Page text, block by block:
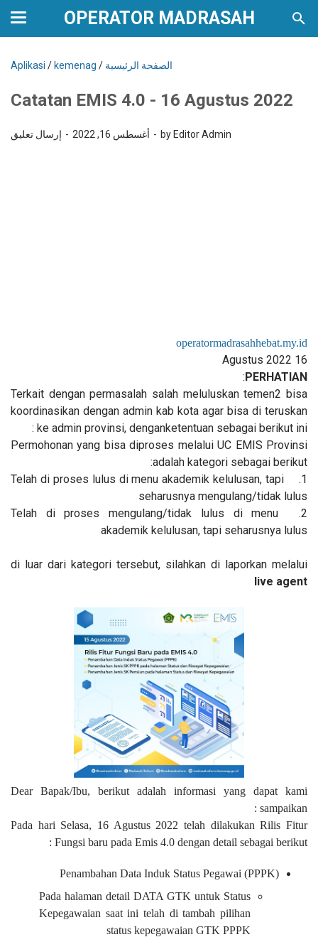
OPERATOR MADRASAH
الصفحة الرئيسية /
Aplikasi / kemenag
Catatan EMIS 4.0 - 16 Agustus 2022
by Editor Admin أغسطس 16, 2022 إرسال تعليق
operatormadrasahhebat.my.id
16 Agustus 2022
PERHATIAN
:
Terkait dengan permasalah salah meluluskan temen2 bisa
koordinasikan dengan admin kab kota agar bisa di teruskan
ke admin provinsi, denganketentuan sebagai berikut ini :
Permohonan yang bisa diproses melalui UC EMIS Provinsi
adalah kategori sebagai berikut:
1.
Telah di proses lulus di menu akademik kelulusan, tapi
seharusnya mengulang/tidak lulus
2.
Telah di proses mengulang/tidak lulus di menu
akademik kelulusan, tapi seharusnya lulus
di luar dari kategori tersebut, silahkan di laporkan melalui
live agent
Dear Bapak/Ibu, berikut adalah informasi yang dapat kami
sampaikan :
Pada hari Selasa, 16 Agustus 2022 telah dilakukan Rilis Fitur
Fungsi baru pada Emis 4.0 dengan detail sebagai berikut :
Penambahan Data Induk Status Pegawai (PPPK)
Pada halaman detail DATA GTK untuk Status
Kepegawaian saat ini telah di tambah pilihan
status kepegawaian GTK PPPK